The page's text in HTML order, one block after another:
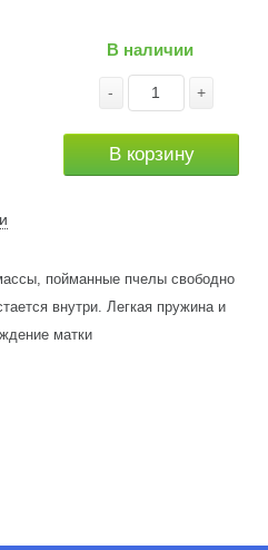
В наличии
- +
В корзину
пойманные пчелы свободно
внутри. Легкая пружина и
матки